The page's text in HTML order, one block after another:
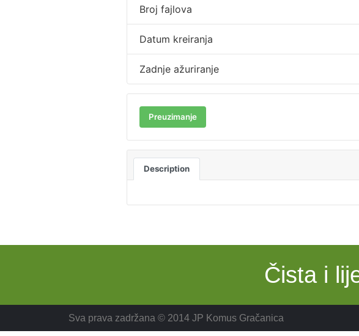
Broj fajlova
Datum kreiranja
Zadnje ažuriranje
Preuzimanje
Description
Čista i
Sva prava zadržana © 2014 JP Komus Gračanica